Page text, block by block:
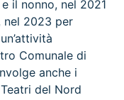
il nonno, nel 2021
nel 2023 per
Comunale di
anche i
del Nord